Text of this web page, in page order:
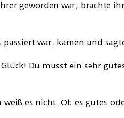
geworden war, brachte
war, kamen und
Du musst ein sehr
es nicht. Ob es gutes